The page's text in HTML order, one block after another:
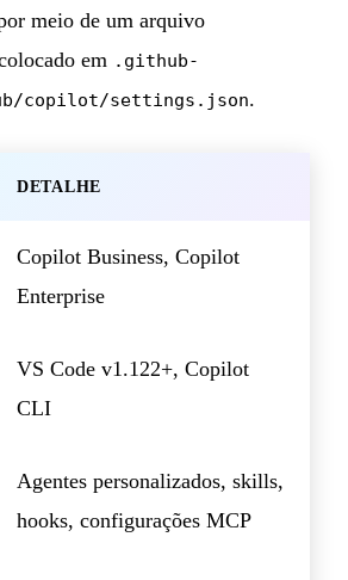
meio de um arquivo
em .github-
copilot/settings.json.
DETALHE
Copilot Business, Copilot
Enterprise
VS Code v1.122+, Copilot
CLI
Agentes personalizados, skills,
hooks, configurações MCP